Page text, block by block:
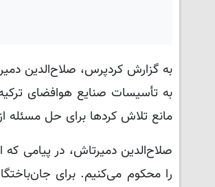
مانع تلاش کردها برای حل
صلاح‌الدین دمیرتاش، در پیامی
را محکوم می‌کنیم. برای